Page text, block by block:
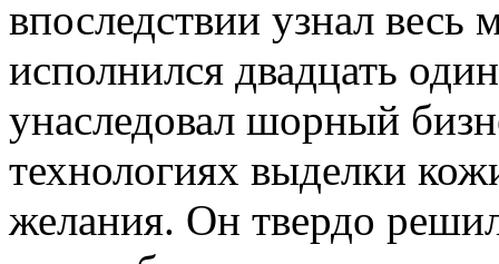
впоследствии узнал весь
исполнился двадцать
унаследовал шорный
технологиях выделки
желания. Он твердо